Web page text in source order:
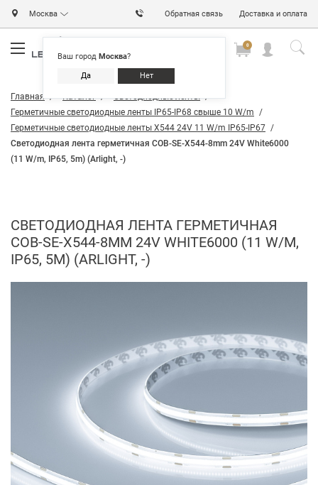
Москва
Ваш город Москва?
Да Нет
Обратная связь Доставка и оплата
0
Главная Каталог
Светодиодные ленты
Герметичные светодиодные ленты IP65-IP68 свыше 10 W/m
Герметичные светодиодные ленты X544 24V 11 W/m IP65-IP67
Светодиодная лента герметичная COB-SE-X544-8mm 24V White6000
(11 W/m, IP65, 5m) (Arlight, -)
СВЕТОДИОДНАЯ ЛЕНТА ГЕРМЕТИЧНАЯ
COB-SE-X544-8MM 24V WHITE6000 (11 W/M,
IP65, 5M) (ARLIGHT, -)